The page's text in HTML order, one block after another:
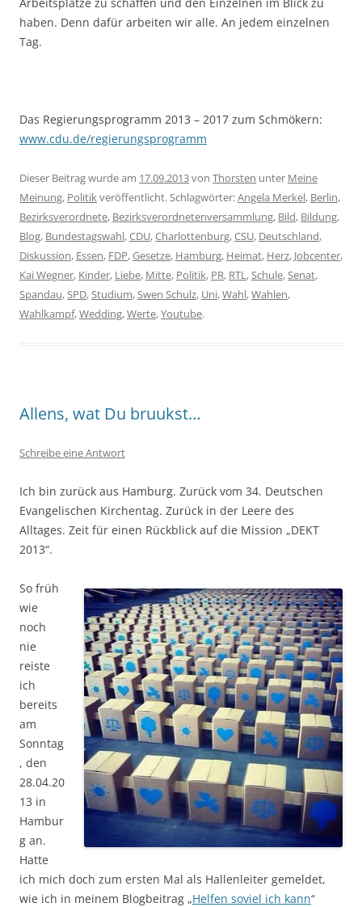
haben. Denn dafür arbeiten wir alle. An jedem einzelnen
Tag.
Das Regierungsprogramm 2013 – 2017 zum Schmökern:
www.cdu.de/regierungsprogramm
Dieser Beitrag wurde am 17.09.2013von Thorsten unter Meine
Meinung, Politikveröffentlicht. Schlagwörter:Angela Merkel, Berlin,
Bezirksverordnete, Bezirksverordnetenversammlung, Bild, Bildung,
Blog, Bundestagswahl,CDU,Charlottenburg,CSU, Deutschland,
Diskussion, Essen, FDP,Gesetze, Hamburg, Heimat, Herz, Jobcenter,
Kai Wegner, Kinder, Liebe, Mitte, Politik, PR, RTL,Schule,Senat,
Spandau,SPD,Studium,Swen Schulz, Uni,Wahl,Wahlen,
Wahlkampf,Wedding,Werte,Youtube.
Allens, wat Du bruukst…
Schreibe eine Antwort
Ich bin zurück aus Hamburg. Zurück vom 34. Deutschen
Evangelischen Kirchentag. Zurück in der Leere des
Alltages. Zeit für einen Rückblick auf die Mission „DEKT
2013“.
So früh
wie
noch
nie
reiste
ich
bereits
am
Sonntag
, den
28.04.20
13 in
Hambur
g an.
Hatte
ich mich doch zum ersten Mal als Hallenleiter gemeldet,
wie ich in meinem Blogbeitrag „Helfen soviel ich kann“